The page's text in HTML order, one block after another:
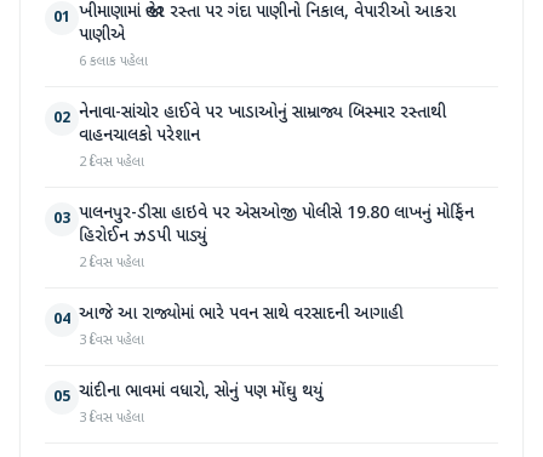
01 ખીમાણામાં જાહેર રસ્તા પર ગંદા પાણીનો નિકાલ, વેપારીઓ આકરા
પાણીએ
6 કલાક પહેલા
02 નેનાવા-સાંચોર હાઈવે પર ખાડાઓનું સામ્રાજ્ય બિસ્માર રસ્તાથી
વાહનચાલકો પરેશાન
2 દિવસ પહેલા
03 પાલનપુર-ડીસા હાઇવે પર એસઓજી પોલીસે 19.80 લાખનું મોર્ફિન
હિરોઈન ઝડપી પાડ્યું
2 દિવસ પહેલા
04 આજે આ રાજ્યોમાં ભારે પવન સાથે વરસાદની આગાહી
3 દિવસ પહેલા
05 ચાંદીના ભાવમાં વધારો, સોનું પણ મોંઘુ થયું
3 દિવસ પહેલા